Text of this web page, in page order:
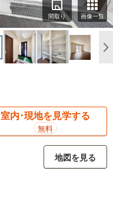
間取り 画像一覧
室内･現地を見学する
無料
地図を見る